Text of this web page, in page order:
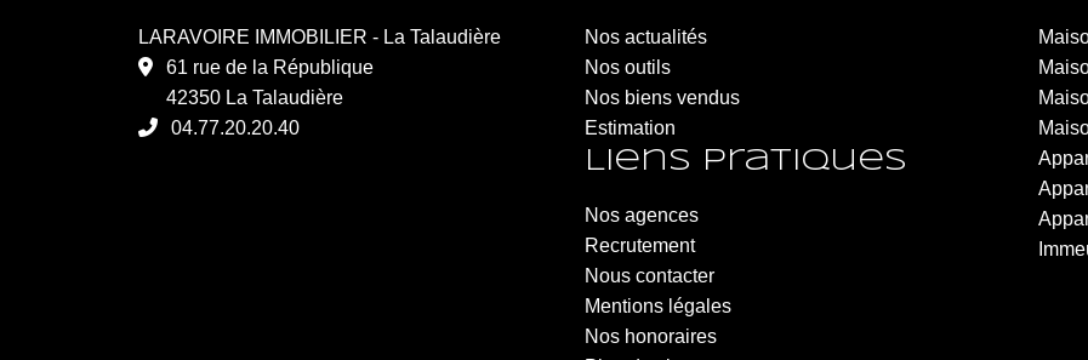
LARAVOIRE IMMOBILIER - La Talaudière
61 rue de la République
42350 La Talaudière
04.77.20.20.40
LARAVOIRE IMMOBILIER - Roche-la-Molière
6 Rue de la République
42230 Roche-la-Molière
04.77.20.20.40
Nos actualités
Nos outils
Nos biens vendus
Estimation
Liens pratiques
Nos agences
Recrutement
Nous contacter
Mentions légales
Nos honoraires